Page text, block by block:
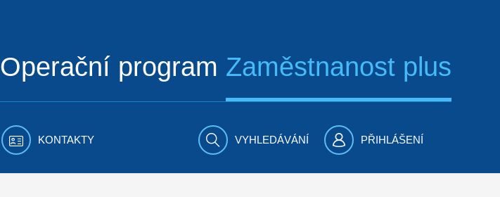
Operační program Zaměstnanost plus
KONTAKTY VYHLEDÁVÁNÍ PŘIHLÁŠENÍ